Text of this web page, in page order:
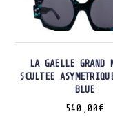
LA GAELLE GRAND
SCULTEE
BLUE
540,00 €